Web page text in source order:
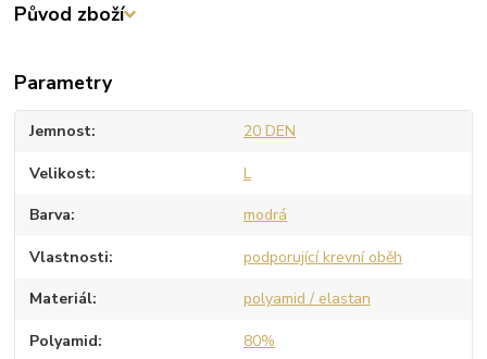
Původ zboží
Parametry
Jemnost 20 DEN
Velikost L
Barva modrá
Vlastnosti podporující krevní oběh
Materiál polyamid / elastan
Polyamid 80%